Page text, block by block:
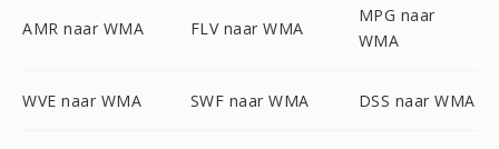
AMR naar WMA FLV naar WMA
MPG naar
WMA
WVE naar WMA SWF naar WMA DSS naar WMA